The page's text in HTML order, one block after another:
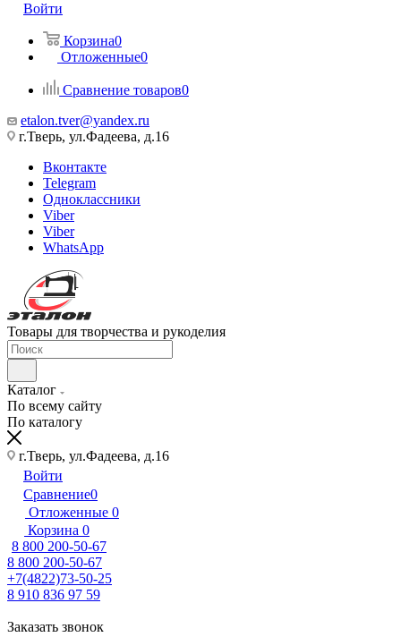
Войти
Корзина0
Отложенные0
Сравнение товаров0
etalon.tver@yandex.ru
г.Тверь, ул.Фадеева, д.16
Вконтакте
Telegram
Одноклассники
Viber
Viber
WhatsApp
Товары для творчества и рукоделия
Каталог
По всему сайту
По каталогу
г.Тверь, ул.Фадеева, д.16
Войти
Сравнение0
Отложенные 0
Корзина 0
8 800 200-50-67
8 800 200-50-67
+7(4822)73-50-25
8 910 836 97 59
Заказать звонок